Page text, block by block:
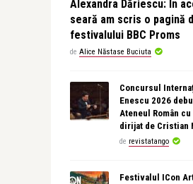
Alexandra Dăriescu: În
seară am scris o pagină
festivalului BBC Proms
de Alice Năstase Buciuta
Concursul
Enescu 2026
Ateneul Român
dirijat de Cristian
de revistatango
Festivalul ICon